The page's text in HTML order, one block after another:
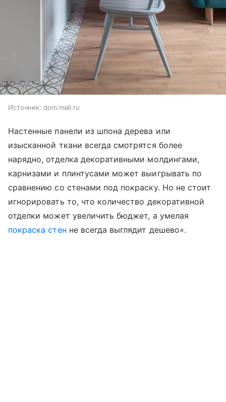
Источник: dom.mail.ru
Настенные панели из шпона дерева или
изысканной ткани всегда смотрятся более
нарядно, отделка декоративными молдингами,
карнизами и плинтусами может выигрывать по
сравнению со стенами под покраску. Но не стоит
игнорировать то, что количество декоративной
отделки может увеличить бюджет, а умелая
покраска стен не всегда выглядит дешево».